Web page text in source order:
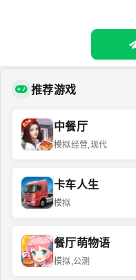
推荐游戏
中餐厅
模拟经营,现代
卡车人生
模拟
餐厅萌物语
模拟,公测